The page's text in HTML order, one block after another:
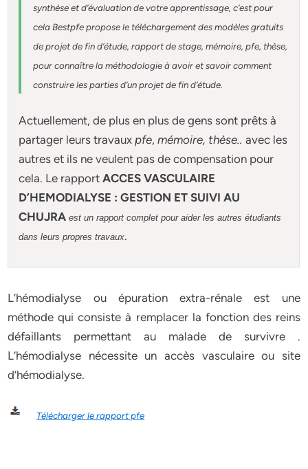
synthèse et d’évaluation de votre apprentissage, c’est pour
cela Bestpfepropose le téléchargement des modèles gratuits
de projet de fin d’étude, rapport de stage, mémoire, pfe, thèse,
pour connaître la méthodologie à avoir et savoir comment
construire les parties d’un projet de fin d’étude
Actuellement, de plus en plus de gens sont prêts à
partager leurs travauxpfe,mémoire, thèse.. avec les
autres et ils ne veulent pas de compensation pour
cela. Le rapportACCES VASCULAIRE
D’HEMODIALYSE : GESTION ET SUIVI AU
CHUJRA est un rapport complet pour aider les autres étudiants
dans leurs propres travaux.
L’hémodialyse ou épuration extra-rénale est une
méthode qui consiste à remplacer la fonction des reins
défaillants permettant au malade de survivre .
L’hémodialyse nécessite un accès vasculaire ou site
d’hémodialyse.
Télécharger le rapport pfe